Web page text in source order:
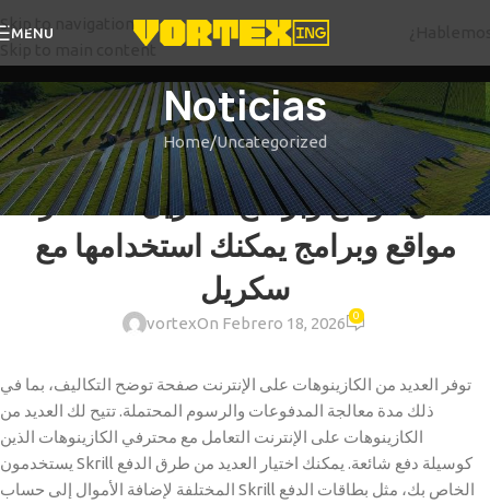
Skip to navigation
Skip to main content
MENU
Noticias
Home Uncategorized
UNCATEGORIZED
أفضل مواقع وبرامج سكريل للمقامرة:
مواقع وبرامج يمكنك استخدامها مع
سكريل
vortexOn Febrero 18, 2026 0
توفر العديد من الكازينوهات على الإنترنت صفحة توضح التكاليف، بما في
ذلك مدة معالجة المدفوعات والرسوم المحتملة. تتيح لك العديد من
الكازينوهات على الإنترنت التعامل مع محترفي الكازينوهات الذين
يستخدمون Skrill كوسيلة دفع شائعة. يمكنك اختيار العديد من طرق الدفع
المختلفة لإضافة الأموال إلى حساب Skrill الخاص بك، مثل بطاقات الدفع